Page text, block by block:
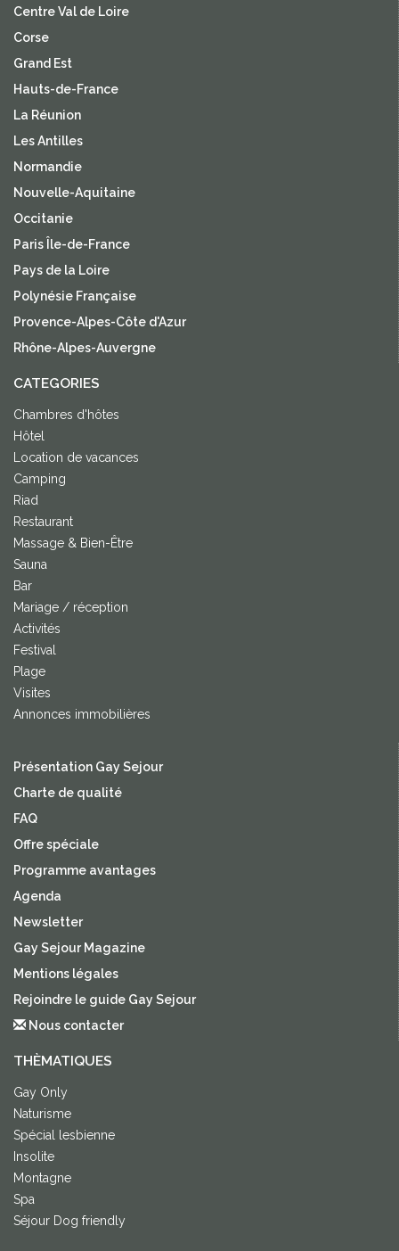
Centre Val de Loire
Corse
Grand Est
Hauts-de-France
La Réunion
Les Antilles
Normandie
Nouvelle-Aquitaine
Occitanie
Paris Île-de-France
Pays de la Loire
Polynésie Française
Provence-Alpes-Côte d'Azur
Rhône-Alpes-Auvergne
CATEGORIES
Chambres d'hôtes
Hôtel
Location de vacances
Camping
Riad
Restaurant
Massage & Bien-Être
Sauna
Bar
Mariage / réception
Activités
Festival
Plage
Visites
Annonces immobilières
Présentation Gay Sejour
Charte de qualité
FAQ
Offre spéciale
Programme avantages
Agenda
Newsletter
Gay Sejour Magazine
Mentions légales
Rejoindre le guide Gay Sejour
Nous contacter
THÈMATIQUES
Gay Only
Naturisme
Spécial lesbienne
Insolite
Montagne
Spa
Séjour Dog friendly